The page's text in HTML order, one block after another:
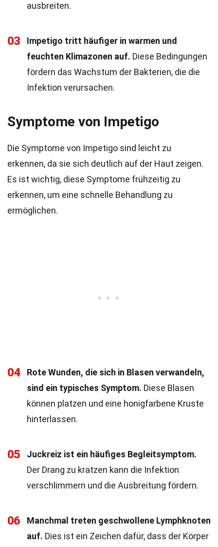
ausbreiten.
03
Impetigo tritt häufiger in warmen und
feuchten Klimazonen auf. Diese Bedingungen
fördern das Wachstum der Bakterien, die die
Infektion verursachen.
Symptome von Impetigo
Die Symptome von Impetigo sind leicht zu
erkennen, da sie sich deutlich auf der Haut zeigen.
Es ist wichtig, diese Symptome frühzeitig zu
erkennen, um eine schnelle Behandlung zu
ermöglichen.
04
Rote Wunden, die sich in Blasen verwandeln,
sind ein typisches Symptom. Diese Blasen
können platzen und eine honigfarbene Kruste
hinterlassen.
05
Juckreiz ist ein häufiges Begleitsymptom.
Der Drang zu kratzen kann die Infektion
verschlimmern und die Ausbreitung fördern.
06
Manchmal treten geschwollene Lymphknoten
auf. Dies ist ein Zeichen dafür, dass der Körper